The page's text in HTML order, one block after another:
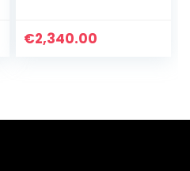
€2,340.00